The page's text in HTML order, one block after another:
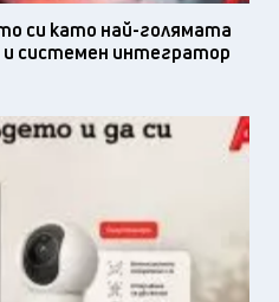
си като най-голямата
и системен интегратор